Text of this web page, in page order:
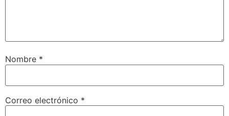
Nombre *
Correo electrónico *